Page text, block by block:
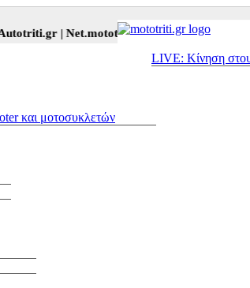
|Net.mototriti.gr |Προϊόντα & Υπηρεσίες |
LIVE: Κίνηση
και μοτοσυκλετών